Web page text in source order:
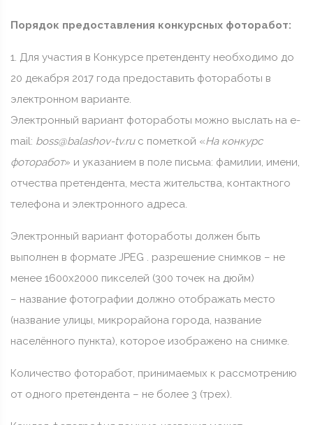
Порядок предоставления конкурсных фоторабот:
1. Для участия в Конкурсе претенденту необходимо до
20 декабря 2017 года предоставить фотоработы в
электронном варианте.
Электронный вариант фотоработы можно выслать на e-
mail: boss@balashov-tv.ru c пометкой «На конкурс
фоторабот» и указанием в поле письма: фамилии, имени,
отчества претендента, места жительства, контактного
телефона и электронного адреса.
Электронный вариант фотоработы должен быть
выполнен в формате JPEG . разрешение снимков – не
менее 1600х2000 пикселей (300 точек на дюйм)
– название фотографии должно отображать место
(название улицы, микрорайона города, название
населённого пункта), которое изображено на снимке.
Количество фоторабот, принимаемых к рассмотрению
от одного претендента – не более 3 (трех).